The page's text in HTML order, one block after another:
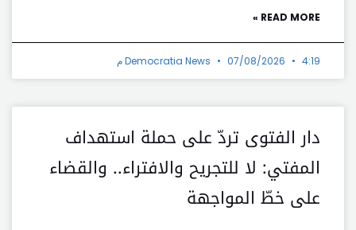
READ MORE »
Democratia News 07/08/2026 4:19 م
دار الفتوى تردّ على حملة استهداف
المفتي: لا للتجريح والافتراء.. والقضاء
على خطّ المواجهة